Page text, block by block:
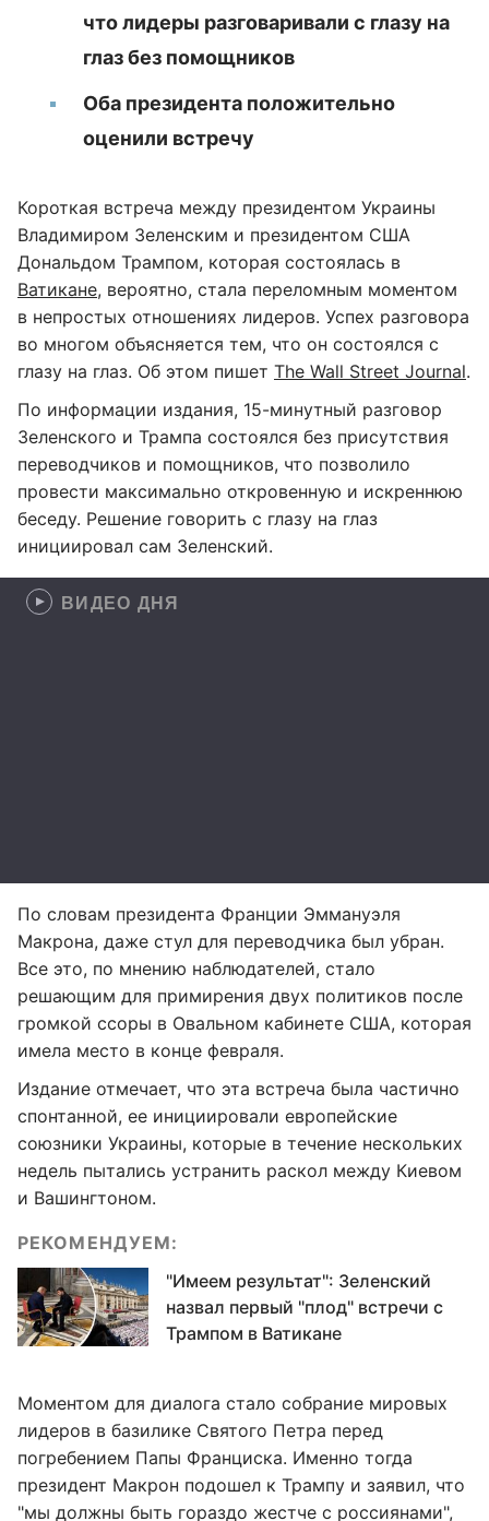
что лидеры разговаривали с глазу на
глаз без помощников
Оба президента положительно
оценили встречу
Короткая встреча между президентом Украины
Владимиром Зеленским и президентом США
Дональдом Трампом, которая состоялась в
Ватикане, вероятно, стала переломным моментом
в непростых отношениях лидеров. Успех разговора
во многом объясняется тем, что он состоялся с
глазу на глаз. Об этом пишет The Wall Street Journal.
По информации издания, 15-минутный разговор
Зеленского и Трампа состоялся без присутствия
переводчиков и помощников, что позволило
провести максимально откровенную и искреннюю
беседу. Решение говорить с глазу на глаз
инициировал сам Зеленский.
ВИДЕО ДНЯ
По словам президента Франции Эммануэля
Макрона, даже стул для переводчика был убран.
Все это, по мнению наблюдателей, стало
решающим для примирения двух политиков после
громкой ссоры в Овальном кабинете США, которая
имела место в конце февраля.
Издание отмечает, что эта встреча была частично
спонтанной, ее инициировали европейские
союзники Украины, которые в течение нескольких
недель пытались устранить раскол между Киевом
и Вашингтоном.
РЕКОМЕНДУЕМ:
"Имеем результат": Зеленский
назвал первый "плод" встречи с
Трампом в Ватикане
Моментом для диалога стало собрание мировых
лидеров в базилике Святого Петра перед
погребением Папы Франциска. Именно тогда
президент Макрон подошел к Трампу и заявил, что
"мы должны быть гораздо жестче с россиянами",